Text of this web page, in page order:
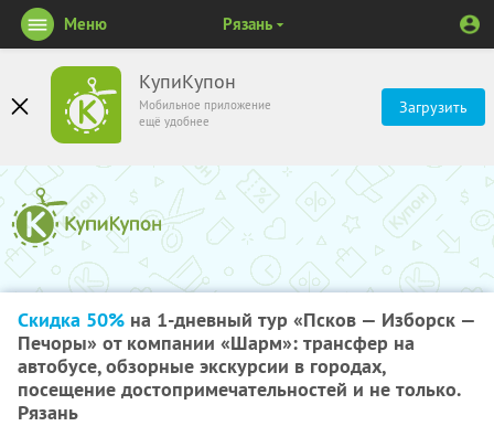
КупиКупон
Мобильное приложение
ещё удобнее
Загрузить
Меню Рязань
Скидка 50% на 1-дневный тур «Псков — Изборск —
Печоры» от компании «Шарм»: трансфер на
автобусе, обзорные экскурсии в городах,
посещение достопримечательностей и не только.
Рязань